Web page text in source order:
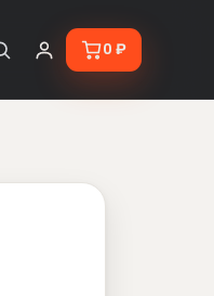
0 ₽